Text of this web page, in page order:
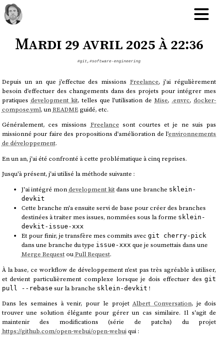
Mardi 29 avril 2025 à 22:36
#git, #software-engineering
Depuis un an que j'effectue des missionsFreelance, j'ai régulièrement
besoin d'effectuer des changements dans des projets pour intégrer mes
pratiques development kit, telles que l'utilisation deMise, .envrc,docker-
compose.yml, unREADMEguidé, etc.
Généralement, ces missions Freelance sont courtes et je ne suis pas
missionné pour faire des propositions d'amélioration de l'environnements
de développement.
En un an, j'ai été confronté à cette problématique à cinq reprises.
Jusqu'à présent, j'ai utilisé la méthode suivante :
J'ai intégré mondevelopment kitdans une branche sklein-
devkit
Cette branche m'a ensuite servi de base pour créer des branches
destinées à traiter mes issues, nommées sous la forme sklein-
devkit-issue-xxx
Et pour finir, je transfère mes commits avec git cherry-pick
dans une branche du type issue-xxx que je soumettais dans une
Merge RequestouPull Request.
À la base, ce workflow de développement n'est pas très agréable à utiliser,
et devient particulièrement complexe lorsque je dois effectuer desgit
pull --rebase sur la branche sklein-devkit !
Dans les semaines à venir, pour le projetAlbert Conversation, je dois
trouver une solution élégante pour gérer un cas similaire. Il s'agit de
maintenir des modifications (série de patchs) du projet
https://github.com/open-webui/open-webuiqui :